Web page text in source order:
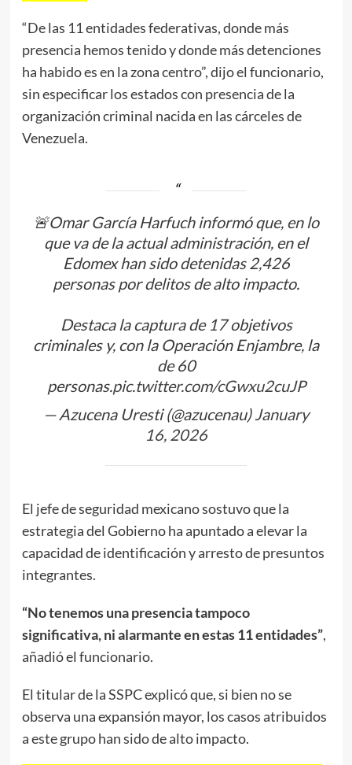
“De las 11 entidades federativas, donde más
presencia hemos tenido y donde más detenciones
ha habido es en la zona centro”, dijo el funcionario,
sin especificar los estados con presencia de la
organización criminal nacida en las cárceles de
Venezuela.
🚨Omar García Harfuch informó que, en lo
que va de la actual administración, en el
Edomex han sido detenidas 2,426
personas por delitos de alto impacto.
Destaca la captura de 17 objetivos
criminales y, con la Operación Enjambre, la
de 60
personas.pic.twitter.com/cGwxu2cuJP
— Azucena Uresti (@azucenau)January
16, 2026
El jefe de seguridad mexicano sostuvo que la
estrategia del Gobierno ha apuntado a elevar la
capacidad de identificación y arresto de presuntos
integrantes.
“No tenemos una presencia tampoco
significativa, ni alarmante en estas 11 entidades”,
añadió el funcionario.
El titular de la SSPC explicó que, si bien no se
observa una expansión mayor, los casos atribuidos
a este grupo han sido de alto impacto.